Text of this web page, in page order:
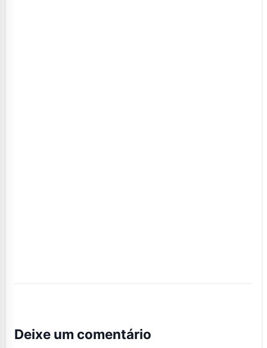
Deixe um comentário